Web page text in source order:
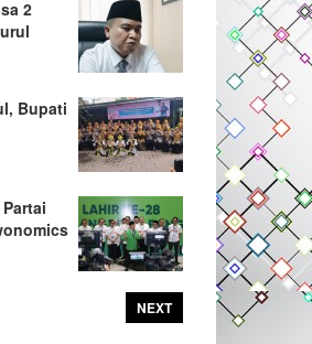
2
Bupati
NEXT